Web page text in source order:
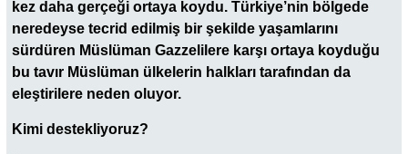
kez daha gerçeği ortaya koydu. Türkiye’nin bölgede
neredeyse tecrid edilmiş bir şekilde yaşamlarını
sürdüren Müslüman Gazzelilere karşı ortaya koyduğu
bu tavır Müslüman ülkelerin halkları tarafından da
eleştirilere neden oluyor.
Kimi destekliyoruz?